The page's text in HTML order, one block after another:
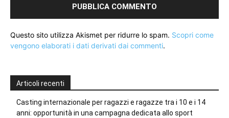
Questo sito utilizza Akismet per ridurre lo spam. Scopri come
vengono elaborati i dati derivati dai commenti.
Articoli recenti
Casting internazionale per ragazzi e ragazze tra i 10 e i 14
anni: opportunità in una campagna dedicata allo sport